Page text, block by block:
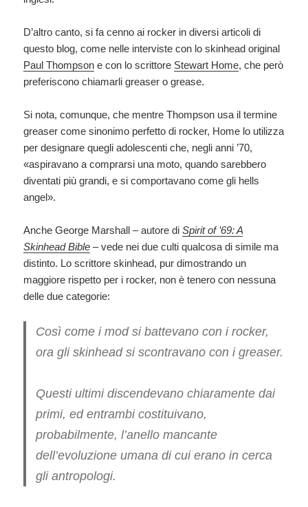
D’altro canto, si fa cenno ai rocker in diversi articoli di
questo blog, come nelle interviste con lo skinhead original
Paul Thompson e con lo scrittore Stewart Home, che però
preferiscono chiamarli greaser o grease.
Si nota, comunque, che mentre Thompson usa il termine
greaser come sinonimo perfetto di rocker, Home lo utilizza
per designare quegli adolescenti che, negli anni ’70,
«aspiravano a comprarsi una moto, quando sarebbero
diventati più grandi, e si comportavano come gli hells
angel».
Anche George Marshall – autore diSpirit of ’69: A
Skinhead Bible – vede nei due culti qualcosa di simile ma
distinto. Lo scrittore skinhead, pur dimostrando un
maggiore rispetto per i rocker, non è tenero con nessuna
delle due categorie:
Così come i mod si battevano con i rocker,
ora gli skinhead si scontravano con i greaser.
Questi ultimi discendevano chiaramente dai
primi, ed entrambi costituivano,
probabilmente, l’anello mancante
dell’evoluzione umana di cui erano in cerca
gli antropologi.